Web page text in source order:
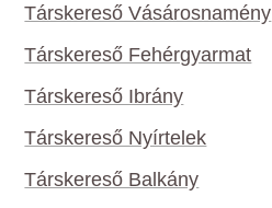
Társkereső Vásárosnamény
Társkereső Fehérgyarmat
Társkereső Ibrány
Társkereső Nyírtelek
Társkereső Balkány